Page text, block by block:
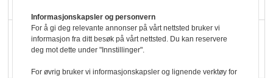
Kolonihagen sliter
med å få tak i nok melk
Informasjonskapsler og personvern
For å gi deg relevante annonser på vårt nettsted bruker vi
informasjon fra ditt besøk på vårt nettsted. Du kan reservere
deg mot dette under "Innstillinger".
For øvrig bruker vi informasjonskapsler og lignende verktøy for